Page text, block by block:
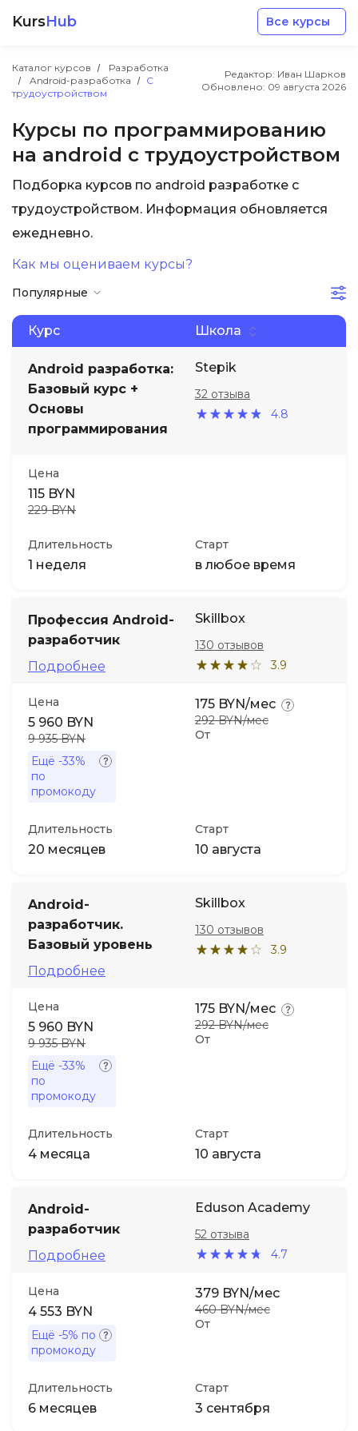
KursHub Все курсы
Каталог курсов
Разработка
Android-разработка
С
трудоустройством
Редактор: Иван Шарков
Обновлено: 09 августа 2026
Курсы по программированию
на android с трудоустройством
Подборка курсов по android разработке с
трудоустройством. Информация обновляется
ежедневно.
Как мы оцениваем курсы?
Популярные
Курс Школа
Android разработка:
Базовый курс +
Основы
программирования
Stepik
4.8
32 отзыва
Цена
115 BYN
229 BYN
Длительность
1 неделя
Старт
в любое время
Профессия Android-
разработчик
Подробнее
Skillbox
3.9
130 отзывов
Цена
5 960 BYN
9 935 BYN
Ещё -33%
по
промокоду
От
175 BYN/мес
292 BYN/мес
Длительность
20 месяцев
Старт
10 августа
Android-
разработчик.
Базовый уровень
Подробнее
Skillbox
3.9
130 отзывов
Цена
5 960 BYN
9 935 BYN
Ещё -33%
по
промокоду
От
175 BYN/мес
292 BYN/мес
Длительность
4 месяца
Старт
10 августа
Android-
разработчик
Подробнее
Eduson Academy
4.7
52 отзыва
Цена
4 553 BYN
Ещё -5% по
промокоду
От
379 BYN/мес
460 BYN/мес
Длительность
6 месяцев
Старт
3 сентября
Маркетинг
Дизайн
Менеджмент
Иностранные языки
Soft Skills
ДПО
Акции и промокоды